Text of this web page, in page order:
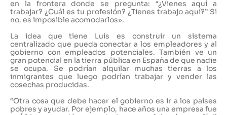
en la frontera donde se pregunta: “¿Vienes aquí a
trabajar? ¿Cuál es tu profesión? ¿Tienes trabajo aquí?” Si
no, es imposible acomodarlos».
La idea que tiene Luis es construir un sistema
centralizado que pueda conectar a los empleadores y al
gobierno con empleados potenciales. También ve un
gran potencial en la tierra pública en España de que nadie
se ocupa. Se podrían alquilar muchas tierras a los
inmigrantes que luego podrían trabajar y vender las
cosechas producidas.
“Otra cosa que debe hacer el gobierno es ir a los países
pobres y ayudar. Por ejemplo, hace años una empresa fue